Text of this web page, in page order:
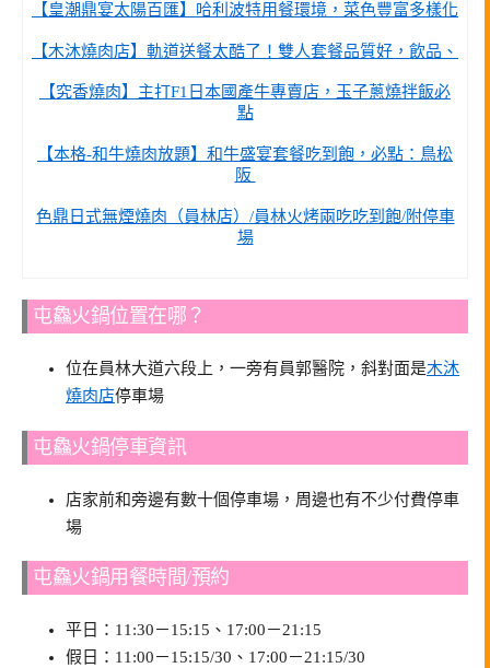
【皇潮鼎宴太陽百匯】哈利波特用餐環境，菜色豐富多樣化
【木沐燒肉店】軌道送餐太酷了！雙人套餐品質好，飲品、
【究香燒肉】主打F1日本國產牛專賣店，玉子蔥燒拌飯必
點
【本格-和牛燒肉放題】和牛盛宴套餐吃到飽，必點：鳥松
阪
色鼎日式無煙燒肉（員林店）/員林火烤兩吃吃到飽/附停車
場
屯鱻火鍋位置在哪？
位在員林大道六段上，一旁有員郭醫院，斜對面是木沐
燒肉店停車場
屯鱻火鍋停車資訊
店家前和旁邊有數十個停車場，周邊也有不少付費停車
場
屯鱻火鍋用餐時間/預約
平日：11:30－15:15、17:00－21:15
假日：11:00－15:15/30、17:00－21:15/30